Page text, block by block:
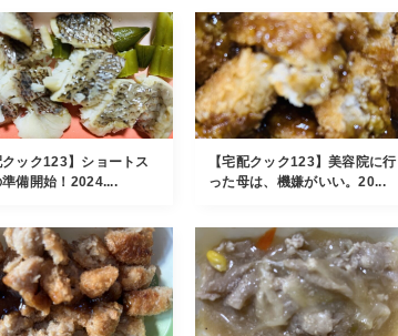
ック123】ショートス
備開始！2024....
【宅配クック123】美容院に行
った母は、機嫌がいい。20...